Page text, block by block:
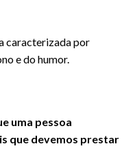
caracterizada por
e do humor.
uma pessoa
que devemos prestar